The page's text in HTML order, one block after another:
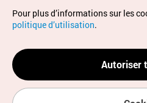
Droits d’auteur (c) Office
Tous droits réservés.
Pour les rapports d'erreurs et
adressez vos demandes à
info.ontc@gmail.com
Pour plus d’informations sur les
politique d’utilisation.
Autoriser